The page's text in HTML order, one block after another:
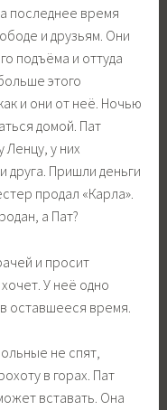
последнее время
и друзьям. Они
подъёма и оттуда
этого
и они от неё. Ночью
домой. Пат
Ленцу, у них
друга. Пришли деньги
продал «Карла».
а Пат?
и просит
У неё одно
оставшееся время.
не спят,
в горах. Пат
вставать. Она